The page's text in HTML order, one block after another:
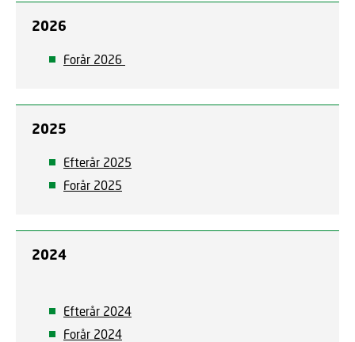
2026
Forår 2026
2025
Efterår 2025
Forår 2025
2024
Efterår 2024
Forår 2024